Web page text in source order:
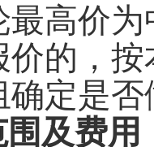
最高价
价的，按
定是
及费用